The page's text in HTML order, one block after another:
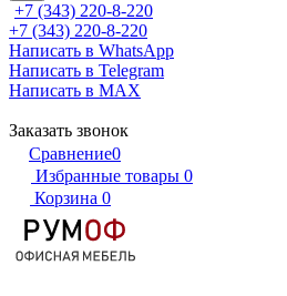
+7 (343) 220-8-220
+7 (343) 220-8-220
Написать в WhatsApp
Написать в Telegram
Написать в MAX
Заказать звонок
Сравнение0
Избранные товары 0
Корзина 0